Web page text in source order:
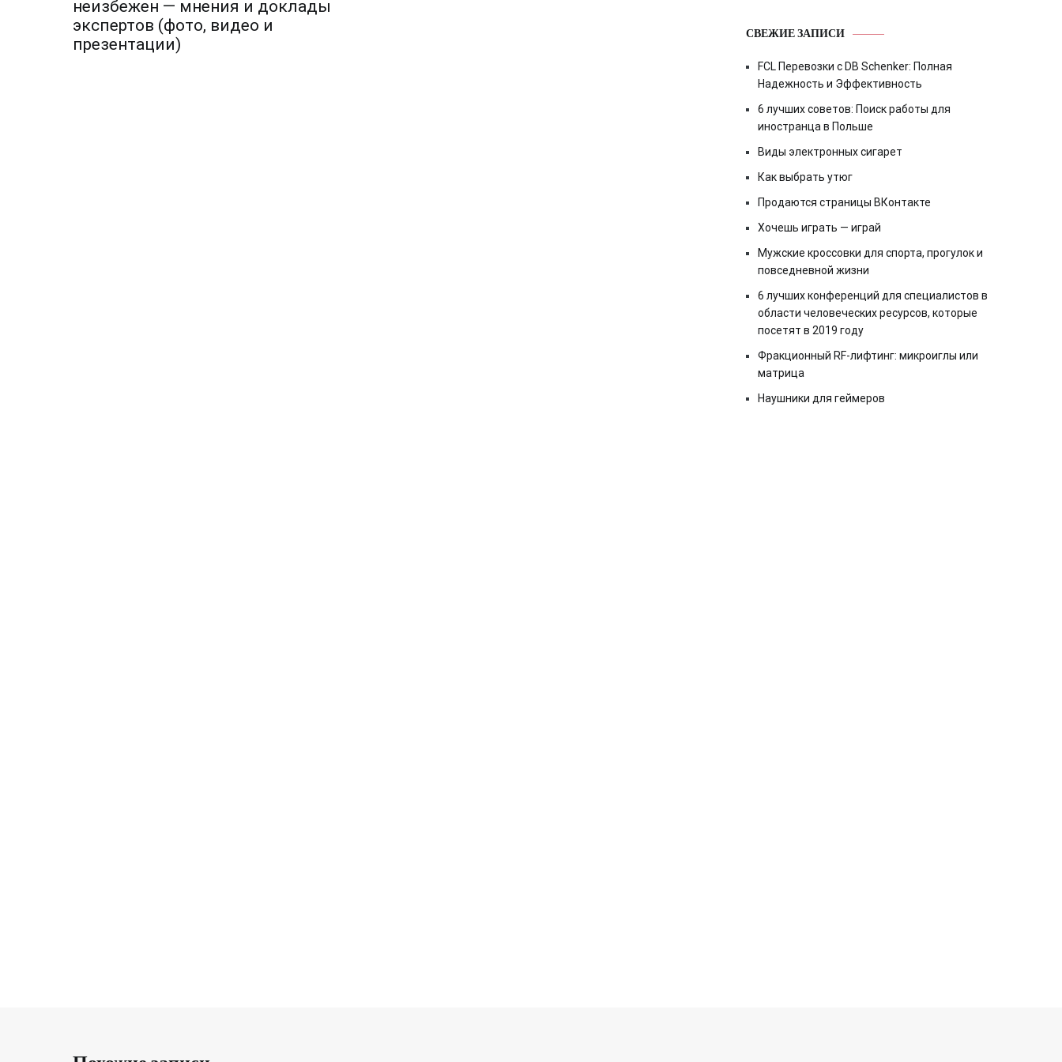
по
записям
неизбежен — мнения и доклады
экспертов (фото, видео и
презентации)
СВЕЖИЕ ЗАПИСИ
FCL Перевозки с DB Schenker: Полная
Надежность и Эффективность
6 лучших советов: Поиск работы для
иностранца в Польше
Виды электронных сигарет
Как выбрать утюг
Продаются страницы ВКонтакте
Хочешь играть — играй
Мужские кроссовки для спорта, прогулок и
повседневной жизни
6 лучших конференций для специалистов в
области человеческих ресурсов, которые
посетят в 2019 году
Фракционный RF-лифтинг: микроиглы или
матрица
Наушники для геймеров